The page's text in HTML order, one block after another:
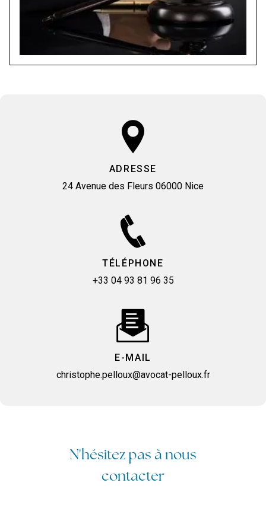
ADRESSE
24 Avenue des Fleurs 06000 Nice
TÉLÉPHONE
+33 04 93 81 96 35
E-MAIL
christophe.pelloux@avocat-pelloux.fr
N'hésitez pas à nous
contacter